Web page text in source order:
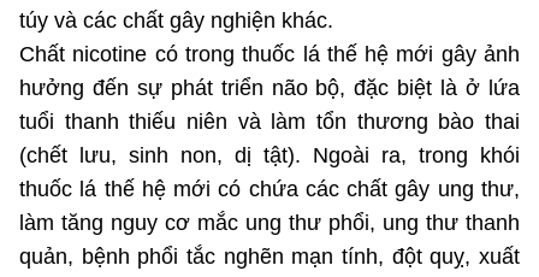
túy và các chất gây nghiện khác.
Chất nicotine có trong thuốc lá thế hệ mới gây ảnh
hưởng đến sự phát triển não bộ, đặc biệt là ở lứa
tuổi thanh thiếu niên và làm tổn thương bào thai
(chết lưu, sinh non, dị tật). Ngoài ra, trong khói
thuốc lá thế hệ mới có chứa các chất gây ung thư,
làm tăng nguy cơ mắc ung thư phổi, ung thư thanh
quản, bệnh phổi tắc nghẽn mạn tính, đột quỵ, xuất